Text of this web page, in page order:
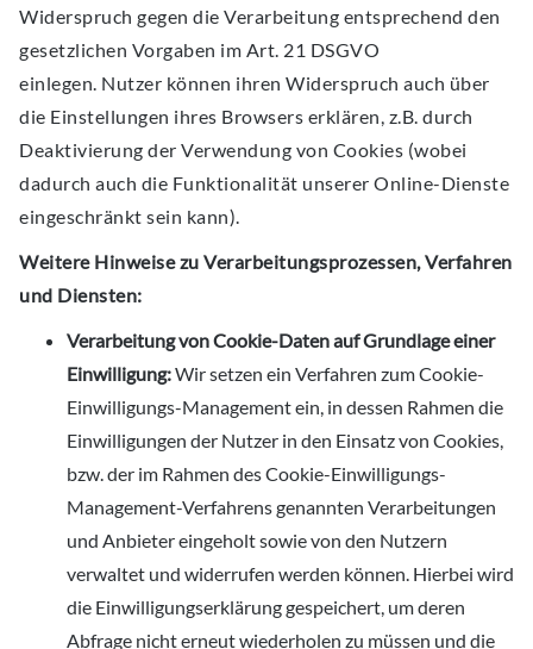
Widerspruch gegen die Verarbeitung entsprechend den
gesetzlichen Vorgaben im Art. 21 DSGVO
einlegen. Nutzer können ihren Widerspruch auch über
die Einstellungen ihres Browsers erklären, z.B. durch
Deaktivierung der Verwendung von Cookies (wobei
dadurch auch die Funktionalität unserer Online-Dienste
eingeschränkt sein kann).
Weitere Hinweise zu Verarbeitungsprozessen, Verfahren
und Diensten:
Verarbeitung von Cookie-Daten auf Grundlage einer
Einwilligung:Wir setzen ein Verfahren zum Cookie-
Einwilligungs-Management ein, in dessen Rahmen die
Einwilligungen der Nutzer in den Einsatz von Cookies,
bzw. der im Rahmen des Cookie-Einwilligungs-
Management-Verfahrens genannten Verarbeitungen
und Anbieter eingeholt sowie von den Nutzern
verwaltet und widerrufen werden können. Hierbei wird
die Einwilligungserklärung gespeichert, um deren
Abfrage nicht erneut wiederholen zu müssen und die